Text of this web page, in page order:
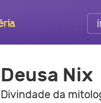
Deusa Nix
Divindade da